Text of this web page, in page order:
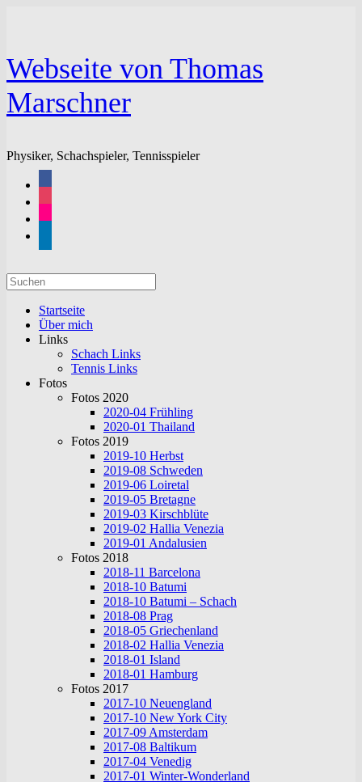
Webseite von Thomas
Marschner
Physiker, Schachspieler, Tennisspieler
Suchen
nach:
Startseite
Über mich
Links
Schach Links
Tennis Links
Fotos
Fotos 2020
2020-04 Frühling
2020-01 Thailand
Fotos 2019
2019-10 Herbst
2019-08 Schweden
2019-06 Loiretal
2019-05 Bretagne
2019-03 Kirschblüte
2019-02 Hallia Venezia
2019-01 Andalusien
Fotos 2018
2018-11 Barcelona
2018-10 Batumi
2018-10 Batumi – Schach
2018-08 Prag
2018-05 Griechenland
2018-02 Hallia Venezia
2018-01 Island
2018-01 Hamburg
Fotos 2017
2017-10 Neuengland
2017-10 New York City
2017-09 Amsterdam
2017-08 Baltikum
2017-04 Venedig
2017-01 Winter-Wonderland